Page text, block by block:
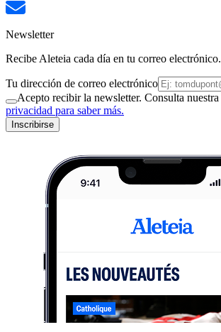
Newsletter
Recibe Aleteia cada día en tu correo electrónico.
Tu dirección de correo electrónico
Acepto recibir la newsletter. Consulta nuestra
privacidad para saber más.
Inscribirse